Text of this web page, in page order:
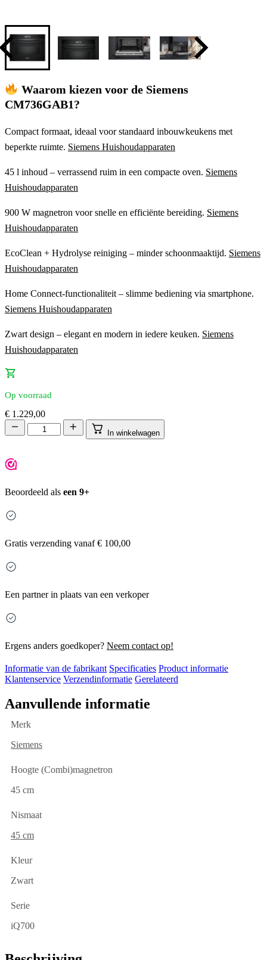
Waarom kiezen voor de Siemens
CM736GAB1?
Compact formaat, ideaal voor standaard inbouwkeukens met
beperkte ruimte. Siemens Huishoudapparaten
45 l inhoud – verrassend ruim in een compacte oven. Siemens
Huishoudapparaten
900 W magnetron voor snelle en efficiënte bereiding. Siemens
Huishoudapparaten
EcoClean + Hydrolyse reiniging – minder schoonmaaktijd. Siemens
Huishoudapparaten
Home Connect-functionaliteit – slimme bediening via smartphone.
Siemens Huishoudapparaten
Zwart design – elegant en modern in iedere keuken. Siemens
Huishoudapparaten
Op voorraad
€ 1.229,00
In winkelwagen
Beoordeeld als een 9+
Gratis verzending vanaf € 100,00
Een partner in plaats van een verkoper
Ergens anders goedkoper? Neem contact op!
Informatie van de fabrikant Specificaties Product informatie
Klantenservice Verzendinformatie Gerelateerd
Aanvullende informatie
Merk
Siemens
Hoogte (Combi)magnetron
45 cm
Nismaat
45 cm
Kleur
Zwart
Serie
iQ700